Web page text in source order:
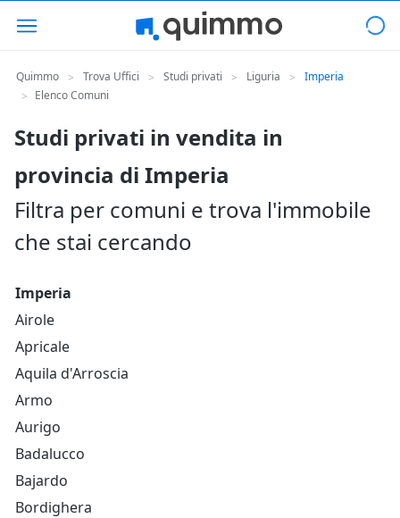
Quimmo > Trova Uffici > Studi privati > Liguria >
Imperia
> Elenco Comuni
Studi privati in vendita in
provincia di Imperia
Filtra per comuni e trova l'immobile
che stai cercando
Imperia
Airole
Apricale
Aquila d'Arroscia
Armo
Aurigo
Badalucco
Bajardo
Bordighera